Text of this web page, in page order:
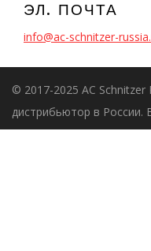
ЭЛ. ПОЧТА
info@ac-schnitzer-
© 2017-2025 AC Schnitzer
дистрибьютор в России.